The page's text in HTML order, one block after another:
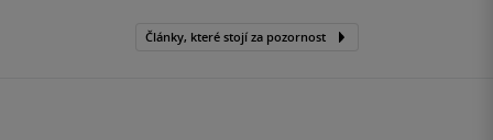
Články, které stojí za pozornost